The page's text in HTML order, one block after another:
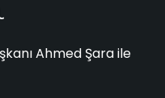
Ahmed Şara ile